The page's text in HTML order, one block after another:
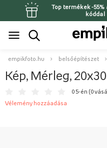
Top termékek -55%
kóddal
empikfoto.hu belsőépítészet
Kép, Mérleg,
0 5-én (0
Vélemény hozzáadása